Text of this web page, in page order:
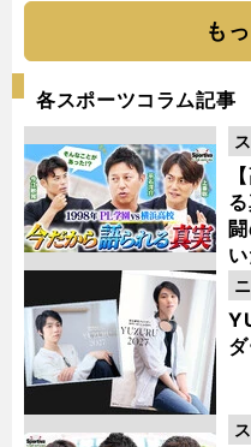
も
各スポーツコラム記事